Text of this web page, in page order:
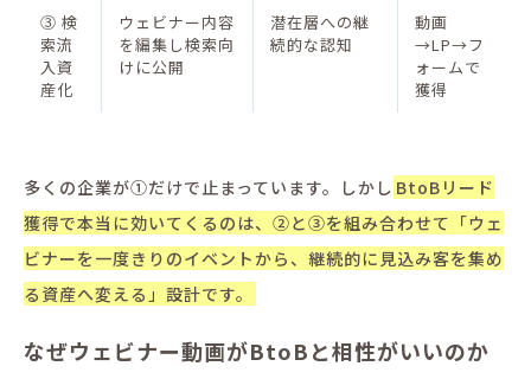
③ 検
索流
入資
産化
ウェビナー内容
を編集し検索向
けに公開
潜在層への継
続的な認知
動画
→LP→フ
ォームで
獲得
多くの企業が①だけで止まっています。しかし BtoBリード
獲得で本当に効いてくるのは、②と③を組み合わせて「ウェ
ビナーを一度きりのイベントから、継続的に見込み客を集め
る資産へ変える」設計です。
なぜウェビナー動画がBtoBと相性がいいのか